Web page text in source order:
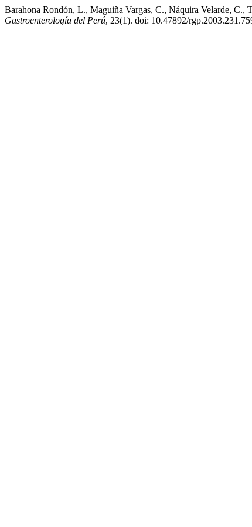
Barahona Rondón, L., Maguiña Vargas, C., Náquira Velarde, C.,
Gastroenterología del Perú, 23(1). doi: 10.47892/